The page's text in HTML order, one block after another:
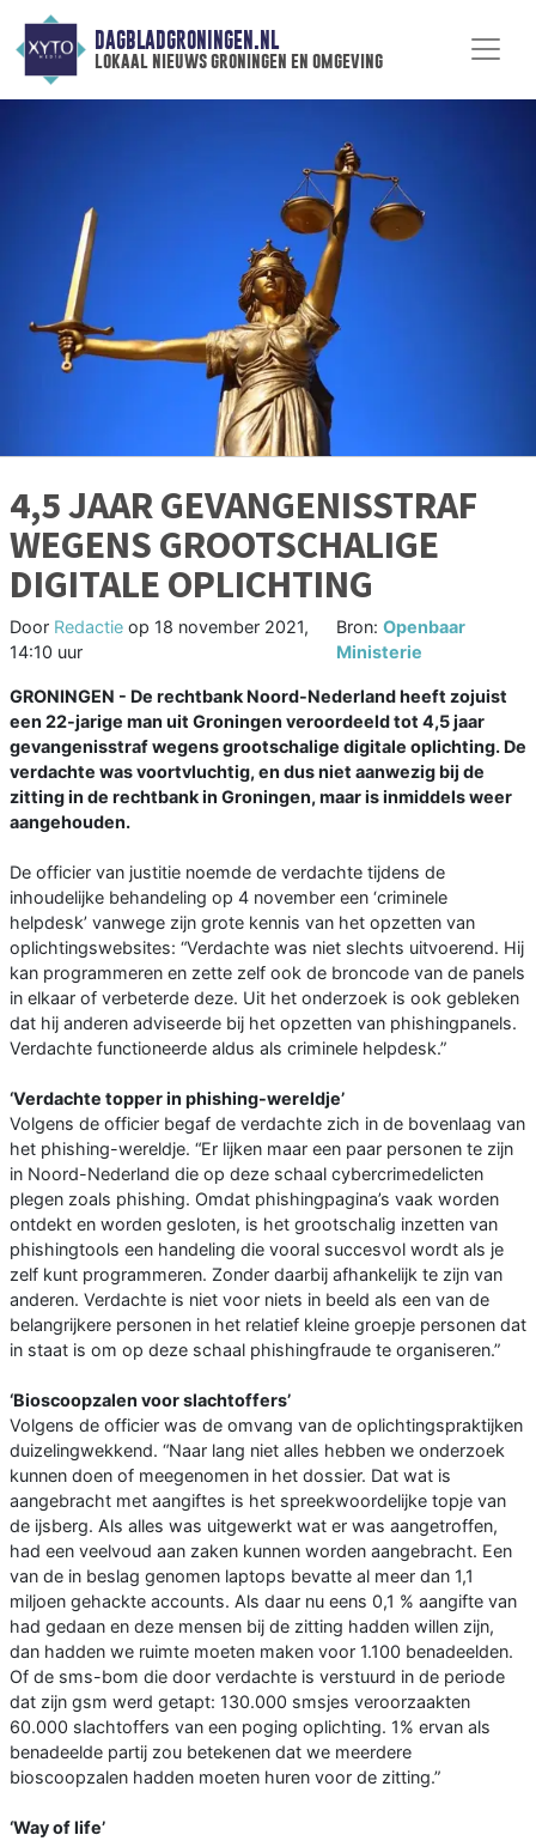
DAGBLADGRONINGEN.NL
lokaal nieuws groningen en omgeving
4,5 JAAR GEVANGENISSTRAF
WEGENS GROOTSCHALIGE
DIGITALE OPLICHTING
Door Redactie op 18 november 2021,
14:10 uur
Bron:Openbaar
Ministerie
GRONINGEN - De rechtbank Noord-Nederland heeft zojuist
een 22-jarige man uit Groningen veroordeeld tot 4,5 jaar
gevangenisstraf wegens grootschalige digitale oplichting. De
verdachte was voortvluchtig, en dus niet aanwezig bij de
zitting in de rechtbank in Groningen, maar is inmiddels weer
aangehouden.
De officier van justitie noemde de verdachte tijdens de
inhoudelijke behandeling op 4 november een ‘criminele
helpdesk’ vanwege zijn grote kennis van het opzetten van
oplichtingswebsites: “Verdachte was niet slechts uitvoerend. Hij
kan programmeren en zette zelf ook de broncode van de panels
in elkaar of verbeterde deze. Uit het onderzoek is ook gebleken
dat hij anderen adviseerde bij het opzetten van phishingpanels.
Verdachte functioneerde aldus als criminele helpdesk.”
‘Verdachte topper in phishing-wereldje’
Volgens de officier begaf de verdachte zich in de bovenlaag van
het phishing-wereldje. “Er lijken maar een paar personen te zijn
in Noord-Nederland die op deze schaal cybercrimedelicten
plegen zoals phishing. Omdat phishingpagina’s vaak worden
ontdekt en worden gesloten, is het grootschalig inzetten van
phishingtools een handeling die vooral succesvol wordt als je
zelf kunt programmeren. Zonder daarbij afhankelijk te zijn van
anderen. Verdachte is niet voor niets in beeld als een van de
belangrijkere personen in het relatief kleine groepje personen dat
in staat is om op deze schaal phishingfraude te organiseren.”
‘Bioscoopzalen voor slachtoffers’
Volgens de officier was de omvang van de oplichtingspraktijken
duizelingwekkend. “Naar lang niet alles hebben we onderzoek
kunnen doen of meegenomen in het dossier. Dat wat is
aangebracht met aangiftes is het spreekwoordelijke topje van
de ijsberg. Als alles was uitgewerkt wat er was aangetroffen,
had een veelvoud aan zaken kunnen worden aangebracht. Een
van de in beslag genomen laptops bevatte al meer dan 1,1
miljoen gehackte accounts. Als daar nu eens 0,1 % aangifte van
had gedaan en deze mensen bij de zitting hadden willen zijn,
dan hadden we ruimte moeten maken voor 1.100 benadeelden.
Of de sms-bom die door verdachte is verstuurd in de periode
dat zijn gsm werd getapt: 130.000 smsjes veroorzaakten
60.000 slachtoffers van een poging oplichting. 1% ervan als
benadeelde partij zou betekenen dat we meerdere
bioscoopzalen hadden moeten huren voor de zitting.”
‘Way of life’